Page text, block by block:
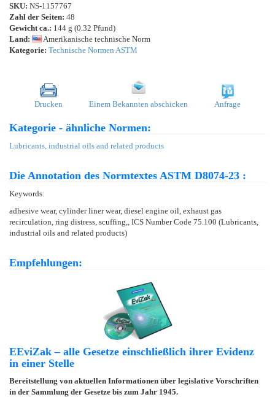
SKU: NS-1157767
Zahl der Seiten: 48
Gewicht ca.: 144 g (0.32 Pfund)
Land:
Amerikanische technische Norm
Kategorie: Technische Normen ASTM
Drucken Einem Bekannten abschicken Anfrage
Kategorie - ähnliche Normen:
Lubricants, industrial oils and related products
Die Annotation des Normtextes ASTM D8074-23 :
Keywords:
adhesive wear, cylinder liner wear, diesel engine oil, exhaust gas
recirculation, ring distress, scuffing,, ICS Number Code 75.100 (Lubricants,
industrial oils and related products)
Empfehlungen:
EEviZak – alle Gesetze einschließlich ihrer Evidenz
in einer Stelle
Bereitstellung von aktuellen Informationen über legislative Vorschriften
in der Sammlung der Gesetze bis zum Jahr 1945.